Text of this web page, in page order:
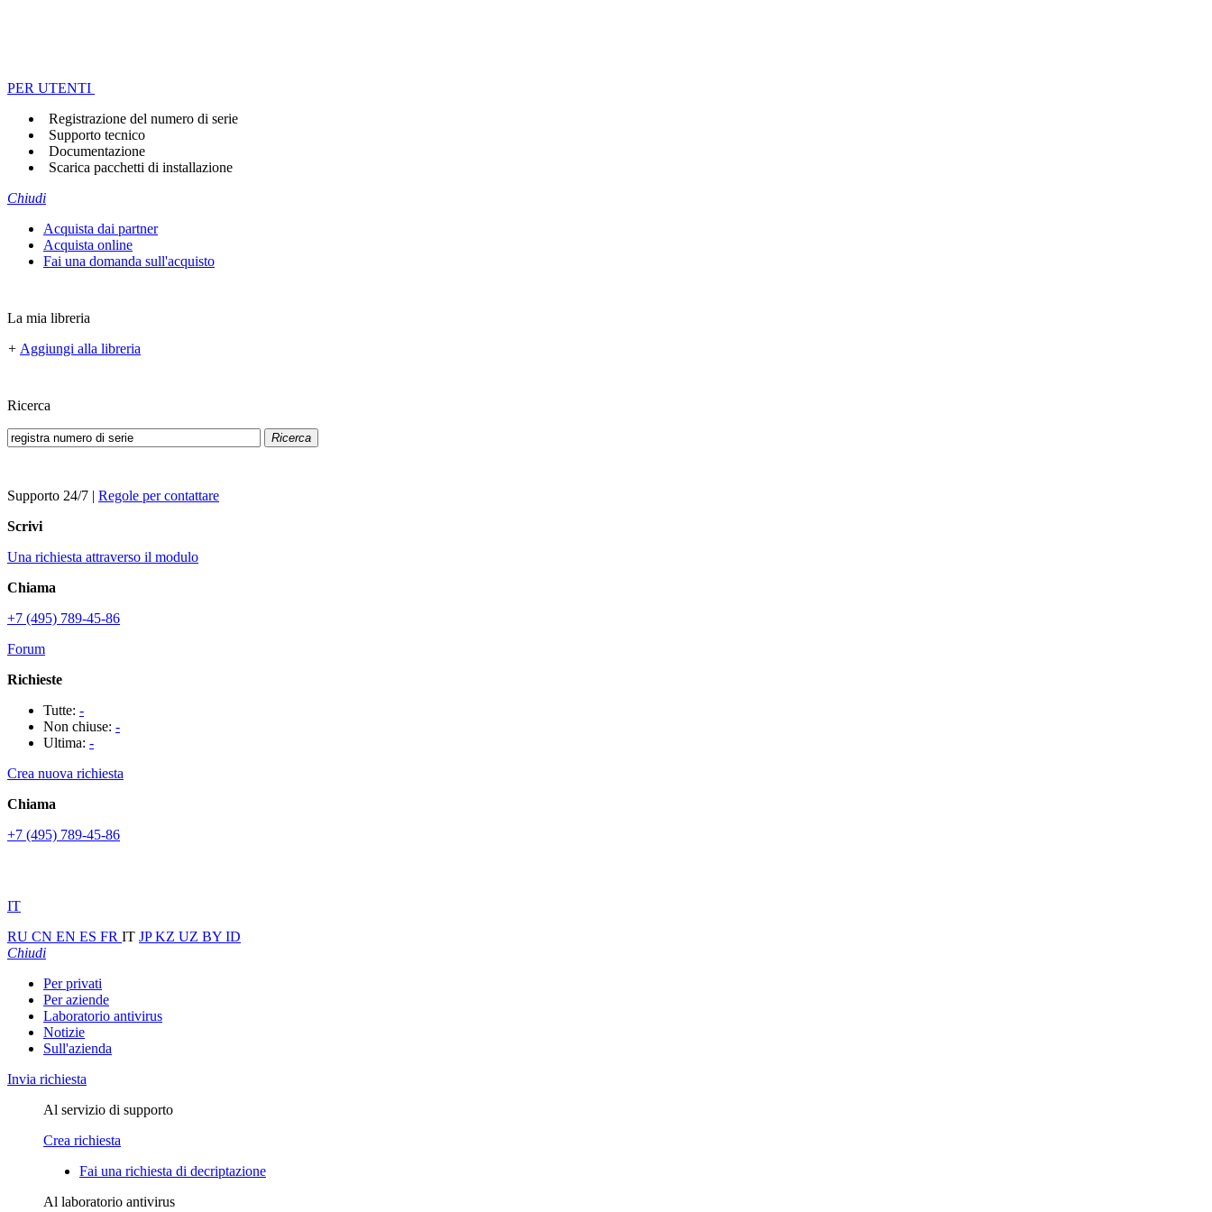
PER UTENTI
Registrazione del numero di serie
Supporto tecnico
Documentazione
Scarica pacchetti di installazione
Chiudi
Acquista dai partner
Acquista online
Fai una domanda sull'acquisto
La mia libreria
+ Aggiungi alla libreria
Ricerca
Ricerca
Supporto 24/7 | Regole per contattare
Scrivi
Una richiesta attraverso il modulo
Chiama
+7 (495) 789-45-86
Forum
Richieste
Tutte: -
Non chiuse: -
Ultima: -
Crea nuova richiesta
Chiama
+7 (495) 789-45-86
IT
RU CN EN ES FR IT JPKZ UZ BY ID
Chiudi
Per privati
Per aziende
Laboratorio antivirus
Notizie
Sull'azienda
Invia richiesta
Al servizio di supporto
Crea richiesta
Fai una richiesta di decriptazione
Al laboratorio antivirus